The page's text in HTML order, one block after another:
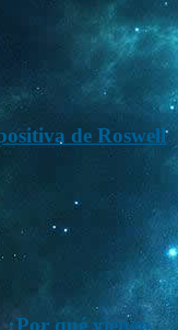
de Roswell